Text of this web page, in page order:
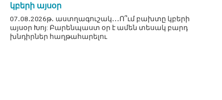
կբերի այսօր
07․08․2026թ․ աստղագուշակ․․․Ո՞ւմ բախտը կբերի
այսօր Խոյ: Բարենպաստ օր է ամեն տեսակ բարդ
խնդիրներ հաղթահարելու